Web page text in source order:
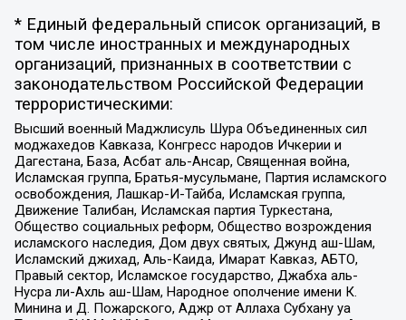
* Единый федеральный список организаций, в
том числе иностранных и международных
организаций, признанных в соответствии с
законодательством Российской Федерации
террористическими:
Высший военный Маджлисуль Шура Объединенных сил
моджахедов Кавказа, Конгресс народов Ичкерии и
Дагестана, База, Асбат аль-Ансар, Священная война,
Исламская группа, Братья-мусульмане, Партия исламского
освобождения, Лашкар-И-Тайба, Исламская группа,
Движение Талибан, Исламская партия Туркестана,
Общество социальных реформ, Общество возрождения
исламского наследия, Дом двух святых, Джунд аш-Шам,
Исламский джихад, Аль-Каида, Имарат Кавказ, АБТО,
Правый сектор, Исламское государство, Джабха аль-
Нусра ли-Ахль аш-Шам, Народное ополчение имени К.
Минина и Д. Пожарского, Аджр от Аллаха Субхану уа